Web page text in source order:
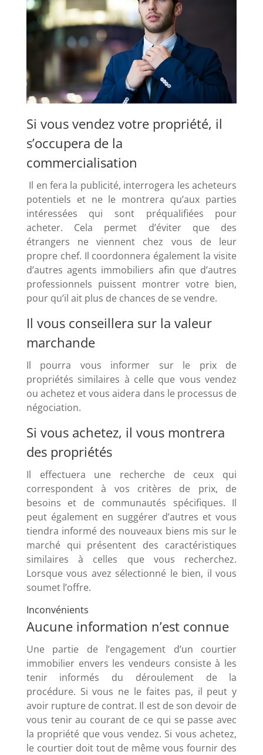
Si vous vendez votre propriété, il
s’occupera de la
commercialisation
Il en fera la publicité, interrogera les acheteurs
potentiels et ne le montrera qu’aux parties
intéressées qui sont préqualifiées pour
acheter. Cela permet d’éviter que des
étrangers ne viennent chez vous de leur
propre chef. Il coordonnera également la visite
d’autres agents immobiliers afin que d’autres
professionnels puissent montrer votre bien,
pour qu’il ait plus de chances de se vendre.
Il vous conseillera sur la valeur
marchande
Il pourra vous informer sur le prix de
propriétés similaires à celle que vous vendez
ou achetez et vous aidera dans le processus de
négociation.
Si vous achetez, il vous montrera
des propriétés
Il effectuera une recherche de ceux qui
correspondent à vos critères de prix, de
besoins et de communautés spécifiques. Il
peut également en suggérer d’autres et vous
tiendra informé des nouveaux biens mis sur le
marché qui présentent des caractéristiques
similaires à celles que vous recherchez.
Lorsque vous avez sélectionné le bien, il vous
soumet l’offre.
Inconvénients
Aucune information n’est connue
Une partie de l’engagement d’un courtier
immobilier envers les vendeurs consiste à les
tenir informés du déroulement de la
procédure. Si vous ne le faites pas, il peut y
avoir rupture de contrat. Il est de son devoir de
vous tenir au courant de ce qui se passe avec
la propriété que vous vendez. Si vous achetez,
le courtier doit tout de même vous fournir des